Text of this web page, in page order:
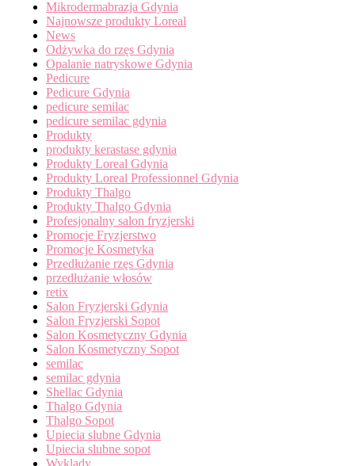
Mikrodermabrazja Gdynia
Najnowsze produkty Loreal
News
Odżywka do rzęs Gdynia
Opalanie natryskowe Gdynia
Pedicure
Pedicure Gdynia
pedicure semilac
pedicure semilac gdynia
Produkty
produkty kerastase gdynia
Produkty Loreal Gdynia
Produkty Loreal Professionnel Gdynia
Produkty Thalgo
Produkty Thalgo Gdynia
Profesjonalny salon fryzjerski
Promocje Fryzjerstwo
Promocje Kosmetyka
Przedłużanie rzęs Gdynia
przedłużanie włosów
retix
Salon Fryzjerski Gdynia
Salon Fryzjerski Sopot
Salon Kosmetyczny Gdynia
Salon Kosmetyczny Sopot
semilac
semilac gdynia
Shellac Gdynia
Thalgo Gdynia
Thalgo Sopot
Upiecia slubne Gdynia
Upiecia slubne sopot